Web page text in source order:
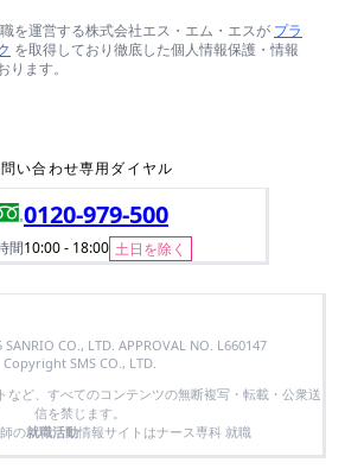
を運営する株式会社エス・エム・エスが プラ
を取得しており徹底した個人情報保護・情報
ります。
い合わせ専用ダイヤル
0120-979-500
間10:00 - 18:00 土日を除く
CO., LTD. APPROVAL NO. L660147
Copyright SMS CO., LTD.
など、すべてのコンテンツの無断複写・転載・公衆送
信を禁じます。
の就職活動情報サイトはナース専科 就職